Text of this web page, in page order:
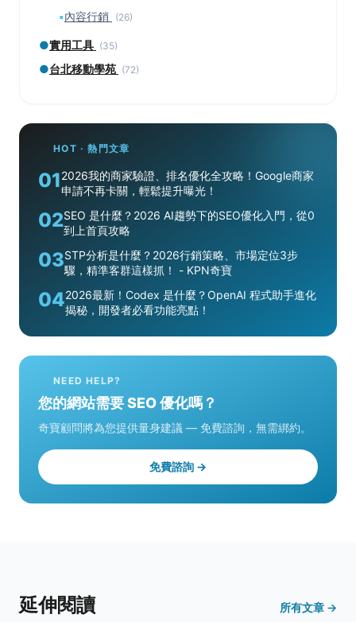
▪內容行銷 (26)
●實用工具 (35)
●台北移動學苑 (72)
HOT · 熱門文章
012026我的商家驗證、排名優化全攻略！Google商家
申請不再卡關，輕鬆提升曝光！
02SEO 是什麼？2026 AI趨勢下的SEO優化入門，從0
到上首頁攻略
03STP分析是什麼？2026行銷策略、市場定位3步
驟，精準客群這樣抓！ - KPN奇寶
042026最新！Codex 是什麼？OpenAI 程式助手進化
揭秘，開發者必看功能亮點！
NEED HELP?
您的網站需要 SEO 優化嗎？
奇寶顧問將為您提供量身建議 — 免費諮詢，無需綁約。
免費諮詢 →
延伸閱讀 所有文章 →